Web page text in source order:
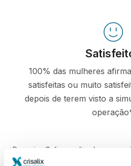
100% das mulheres
satisfeitas ou muito
depois de terem visto a
*Pesquisa Online realizada com
a uma cirurgia de aumento